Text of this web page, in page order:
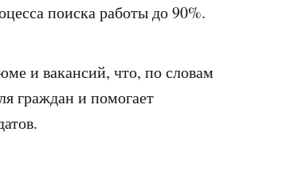
поиска работы до 90%.
и вакансий, что, по словам
граждан и помогает